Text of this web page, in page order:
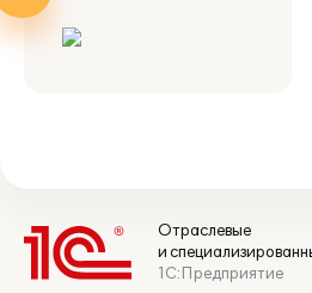
Отраслевые
и
1С:Предприятие